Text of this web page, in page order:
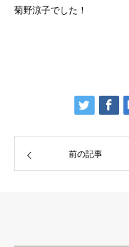
菊野涼子でした！
前の記事